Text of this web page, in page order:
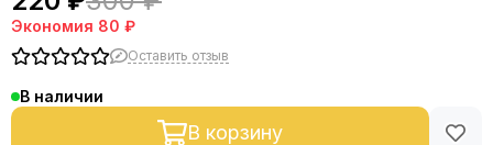
Экономия 80 ₽
Оставить отзыв
В наличии
В корзину